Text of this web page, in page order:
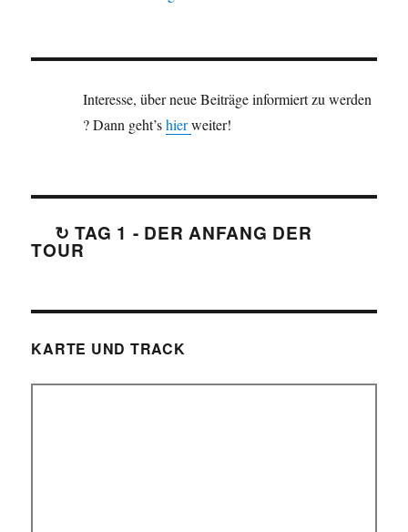
Interesse, über neue Beiträge informiert zu werden
? Dann geht’shierweiter!
↻ TAG 1 - DER ANFANG DER
TOUR
KARTE UND TRACK